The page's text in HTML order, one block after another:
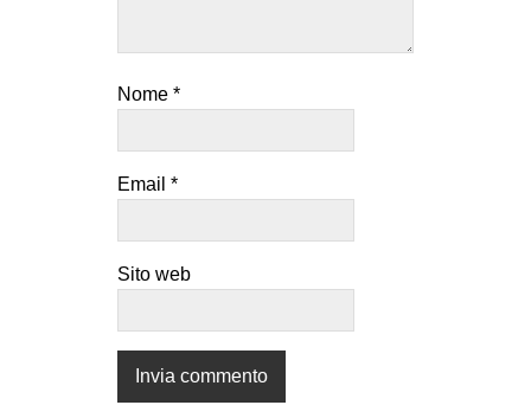
Nome *
Email *
Sito web